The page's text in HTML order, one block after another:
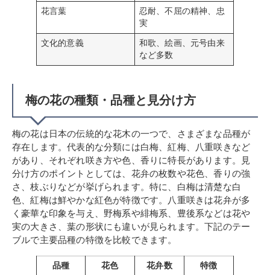
花言葉
忍耐、不屈の精神、忠
実
文化的意義
和歌、絵画、元号由来
など多数
梅の花の種類・品種と見分け方
梅の花は日本の伝統的な花木の一つで、さまざまな品種が
存在します。代表的な分類には白梅、紅梅、八重咲きなど
があり、それぞれ咲き方や色、香りに特長があります。見
分け方のポイントとしては、花弁の枚数や花色、香りの強
さ、枝ぶりなどが挙げられます。特に、白梅は清楚な白
色、紅梅は鮮やかな紅色が特徴です。八重咲きは花弁が多
く豪華な印象を与え、野梅系や緋梅系、豊後系などは花や
実の大きさ、葉の形状にも違いが見られます。下記のテー
ブルで主要品種の特徴を比較できます。
品種 花色 花弁数 特徴